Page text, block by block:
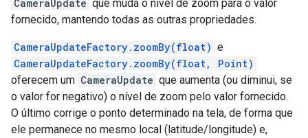
CameraUpdate que muda o nível de zoom para o valor
fornecido, mantendo todas as outras propriedades.
CameraUpdateFactory.zoomBy(float) e
CameraUpdateFactory.zoomBy(float, Point)
oferecem um CameraUpdate que aumenta (ou diminui, se
o valor for negativo) o nível de zoom pelo valor fornecido.
O último corrige o ponto determinado na tela, de forma que
ele permanece no mesmo local (latitude/longitude) e,